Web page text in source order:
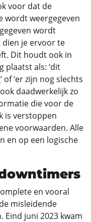
voor dat de
wordt weergegeven
wordt
je ervoor te
Dit houdt ook in
plaatst als: ‘dit
‘er zijn nog slechts
daadwerkelijk zo
die voor de
is verstoppen
voorwaarden. Alle
en op een logische
en vooral
misleidende
juni 2023 kwam